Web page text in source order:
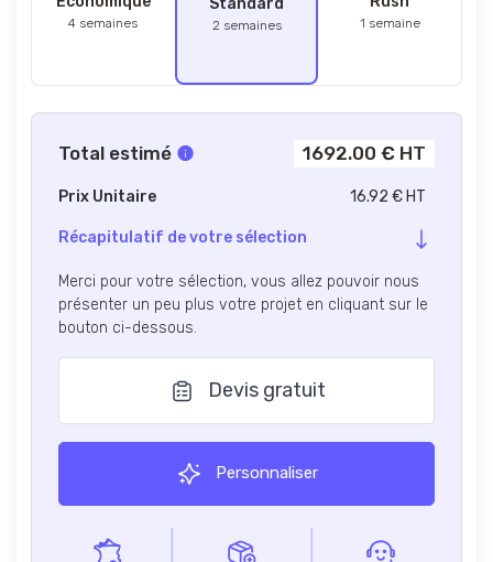
4 semaines
Standard
2 semaines 1 semaine
Total estimé 1692.00 € HT
Prix Unitaire 16.92 € HT
Récapitulatif de votre sélection
Merci pour votre sélection, vous allez pouvoir nous
présenter un peu plus votre projet en cliquant sur le
bouton ci-dessous.
Devis gratuit
Personnaliser